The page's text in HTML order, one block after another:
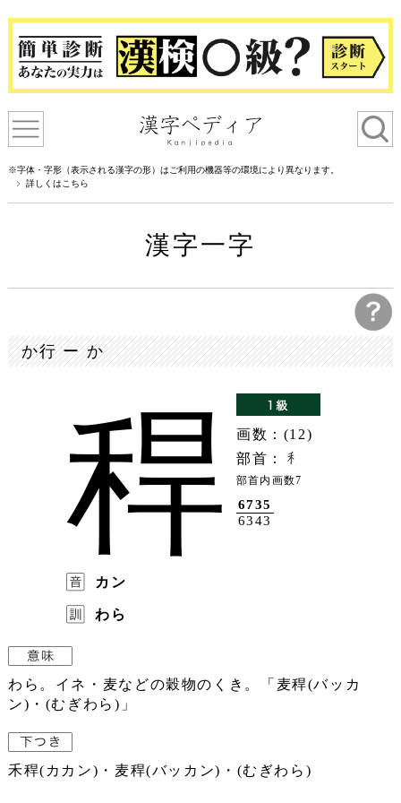
※字体・字形（表示される漢字の形）はご利用の機器等の環境により異なります。
詳しくはこちら
漢字一字
か行 ー か
稈
画数：(12)
部首：
部首内画数7
6735
6343
カン
わら
わら。イネ・麦などの穀物のくき。「麦稈(バッカ
ン)・(むぎわら)」
禾稈(カカン)・麦稈(バッカン)・(むぎわら)